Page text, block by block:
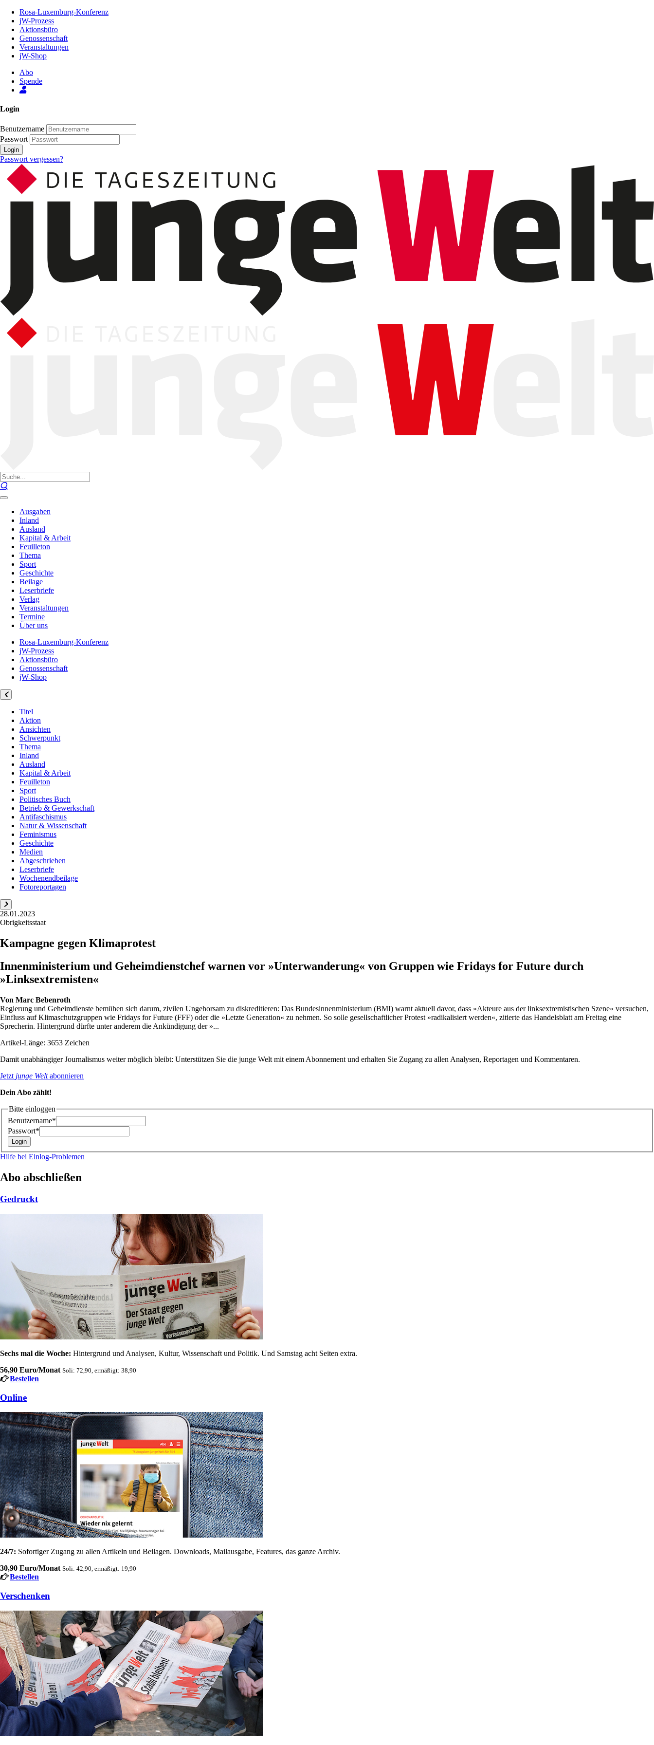
Inhalt
Seite
Rosa-Luxemburg-Konferenz
jW-Prozess
Aktionsbüro
Genossenschaft
Veranstaltungen
jW-Shop
Abo
Spende
Login
Benutzername
Passwort
Login
Passwort vergessen?
Ausgaben
Inland
Ausland
Kapital & Arbeit
Feuilleton
Thema
Sport
Geschichte
Beilage
Leserbriefe
Verlag
Veranstaltungen
Termine
Über uns
Rosa-Luxemburg-Konferenz
jW-Prozess
Aktionsbüro
Genossenschaft
jW-Shop
Titel
Aktion
Ansichten
Schwerpunkt
Thema
Inland
Ausland
Kapital & Arbeit
Feuilleton
Sport
Politisches Buch
Betrieb & Gewerkschaft
Antifaschismus
Natur & Wissenschaft
Feminismus
Geschichte
Medien
Abgeschrieben
Leserbriefe
Wochenendbeilage
Fotoreportagen
28.01.2023
Obrigkeitsstaat
Kampagne gegen Klimaprotest
Innenministerium und Geheimdienstchef warnen vor »Unterwanderung« von Gruppen wie Fridays for Future durch
»Linksextremisten«
Von Marc Bebenroth
Regierung und Geheimdienste bemühen sich darum, zivilen Ungehorsam zu diskreditieren: Das Bundesinnenministerium (BMI) warnt aktuell davor, dass »Akteure aus der linksextremistischen Szene« versuchen,
Einfluss auf Klimaschutzgruppen wie Fridays for Future (FFF) oder die »Letzte Generation« zu nehmen. So solle gesellschaftlicher Protest »radikalisiert werden«, zitierte das Handelsblatt am Freitag eine
Sprecherin. Hintergrund dürfte unter anderem die Ankündigung der »...
Artikel-Länge: 3653 Zeichen
Damit unabhängiger Journalismus weiter möglich bleibt: Unterstützen Sie die junge Welt mit einem Abonnement und erhalten Sie Zugang zu allen Analysen, Reportagen und Kommentaren.
Jetzt junge Weltabonnieren
Dein Abo zählt!
Bitte einloggen
Benutzername*
Passwort*
Hilfe bei Einlog-Problemen
Abo abschließen
Gedruckt
Sechs mal die Woche: Hintergrund und Analysen, Kultur, Wissenschaft und Politik. Und Samstag acht Seiten extra.
56,90 Euro/Monat Soli: 72,90, ermäßigt: 38,90
Bestellen
Online
24/7: Sofortiger Zugang zu allen Artikeln und Beilagen. Downloads, Mailausgabe, Features, das ganze Archiv.
30,90 Euro/Monat Soli: 42,90, ermäßigt: 19,90
Bestellen
Verschenken